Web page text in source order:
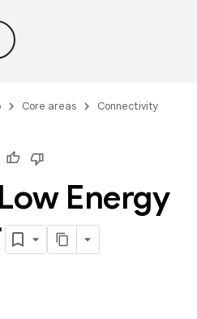
Core areas
Connectivity
Energy